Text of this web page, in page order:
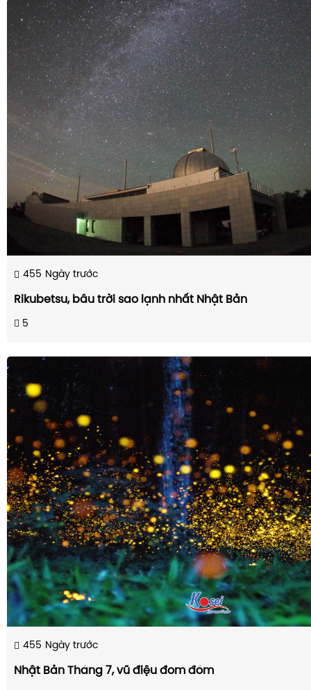
455 Ngày trước
Rikubetsu, bầu trời sao lạnh nhất Nhật Bản
5
455 Ngày trước
Nhật Bản Tháng 7, vũ điệu đom đóm